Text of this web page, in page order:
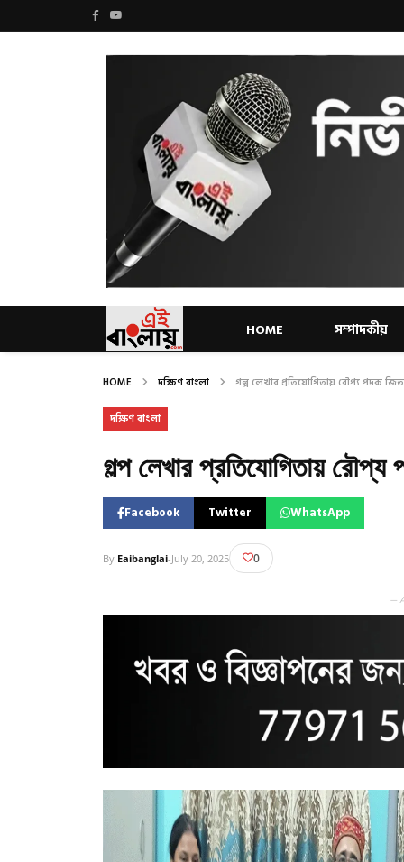
HOME সম্পাদকীয়
HOME দক্ষিণ বাংলা গল্প লেখার প্রতিযোগিতায় রৌপ্য পদক
দক্ষিণ বাংলা
গল্প লেখার প্রতিযোগিতায় রৌপ্য
Facebook Twitter WhatsApp
By Eaibanglai-July 20, 2025 0
—